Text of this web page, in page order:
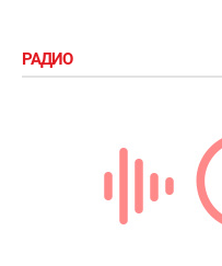
РАДИО